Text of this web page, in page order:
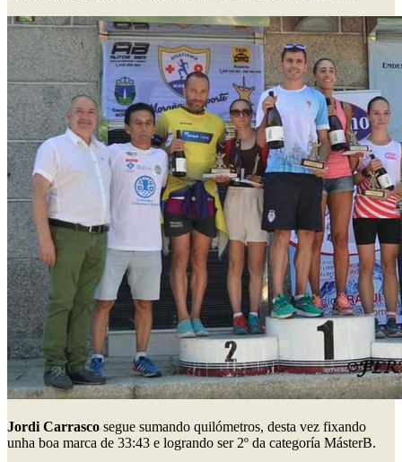
Jordi Carrasco segue sumando quilómetros, desta vez fixando
unha boa marca de 33:43 e logrando ser 2º da categoría MásterB.